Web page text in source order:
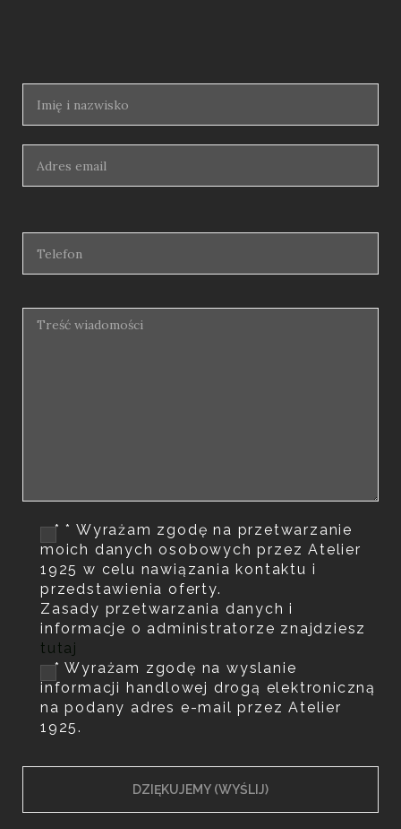
* * Wyrażam zgodę na przetwarzanie
moich danych osobowych przez Atelier
1925 w celu nawiązania kontaktu i
przedstawienia oferty.
Zasady przetwarzania danych i
informacje o administratorze znajdziesz
tutaj
* Wyrażam zgodę na wyslanie
informacji handlowej drogą elektroniczną
na podany adres e-mail przez Atelier
1925.